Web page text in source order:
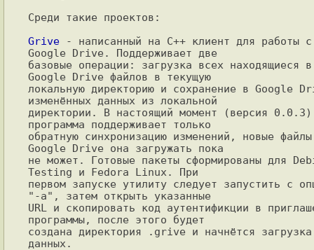
Среди такие проектов:
Grive - написанный на С++ клиент для работы с
Google Drive. Поддерживает две
базовые операции: загрузка всех находящиеся в
Google Drive файлов в текущую
локальную директорию и сохранение в Google
изменённых данных из локальной
директории. В настоящий момент (версия 0.0.3)
программа поддерживает только
обратную синхронизацию изменений, новые
Google Drive она загружать пока
не может. Готовые пакеты сформированы для
Testing и Fedora Linux. При
первом запуске утилиту следует запустить с
"-a", затем открыть указанные
URL и скопировать код аутентификции в
программы, после этого будет
создана директория .grive и начнётся загрузка
данных.